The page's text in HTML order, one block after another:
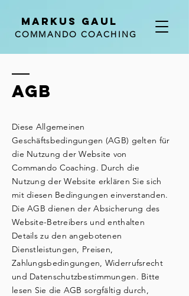
MARKUS GAUL
COMMANDO COACHING
AGB
Diese Allgemeinen
Geschäftsbedingungen (AGB) gelten für
die Nutzung der Website von
Commando Coaching. Durch die
Nutzung der Website erklären Sie sich
mit diesen Bedingungen einverstanden.
Die AGB dienen der Absicherung des
Website-Betreibers und enthalten
Details zu den angebotenen
Dienstleistungen, Preisen,
Zahlungsbedingungen, Widerrufsrecht
und Datenschutzbestimmungen. Bitte
lesen Sie die AGB sorgfältig durch,